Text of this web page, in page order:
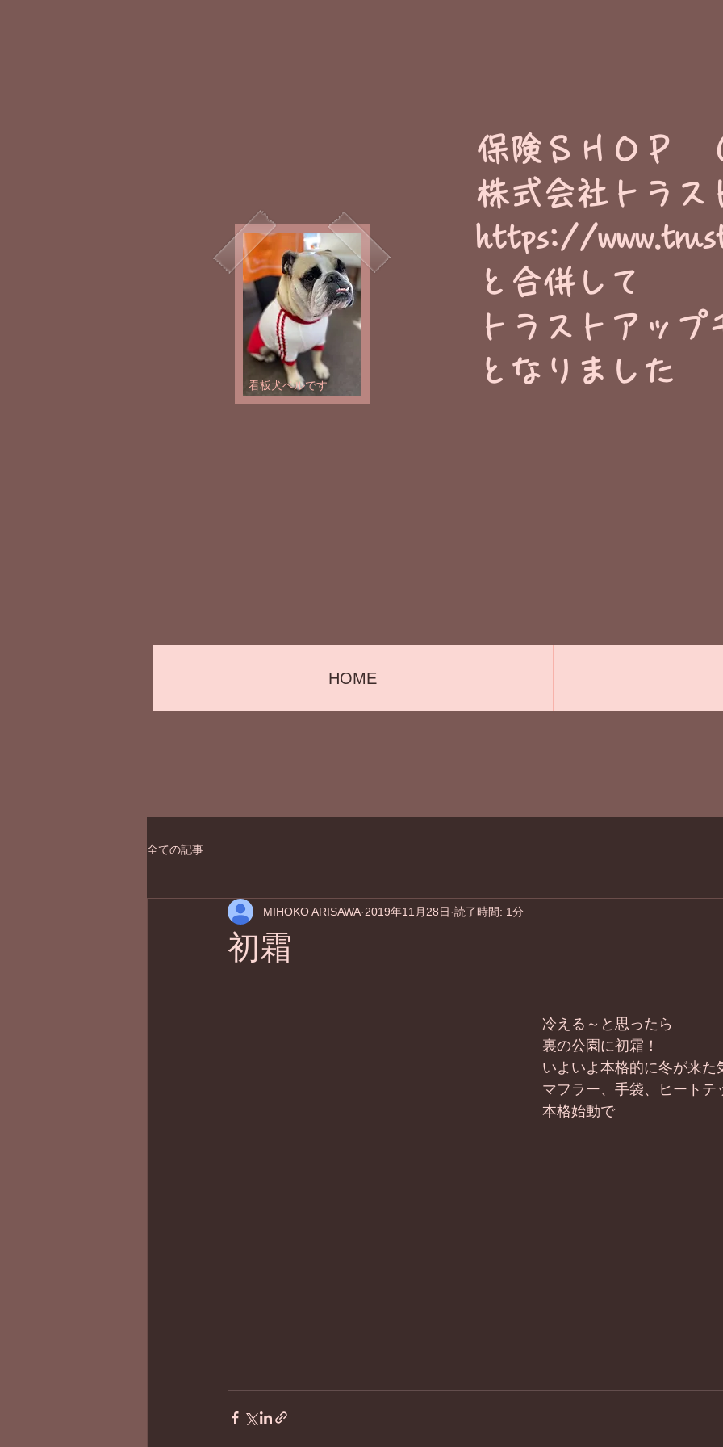
看板犬ベルです
保険ＳＨＯＰ
株式会社トラス
https://
と合併して
トラストアップ
​となりました
HOME
全ての記事
初霜
MIHOKO ARISAWA 2019年11月28日 読了時間: 1分
冷える～と思ったら
裏の公園に初霜！
いよいよ本格的に冬が来た
マフラー、手袋、ヒートテ
本格始動で